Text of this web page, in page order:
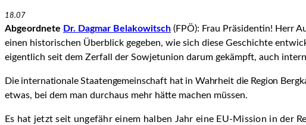
18.07
Abgeordnete Dr. Dagmar Belakowitsch (FPÖ): Frau Präsidentin! Herr
einen historischen Überblick gegeben, wie sich diese Geschichte
eigentlich seit dem Zerfall der Sowjetunion darum gekämpft, auch
Die internationale Staatengemeinschaft hat in Wahrheit die Region
etwas, bei dem man durchaus mehr hätte machen müssen.
Es hat jetzt seit ungefähr einem halben Jahr eine EU-Mission in der